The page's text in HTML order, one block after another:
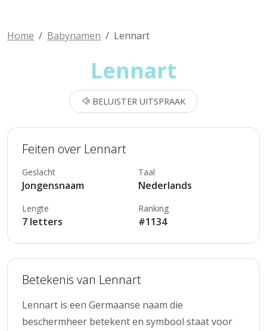
Home Babynamen Lennart
Lennart
BELUISTER UITSPRAAK
Feiten over Lennart
Geslacht
Jongensnaam
Taal
Nederlands
Lengte
7 letters
Ranking
#1134
Betekenis van Lennart
Lennart is een Germaanse naam die
beschermheer betekent en symbool staat voor